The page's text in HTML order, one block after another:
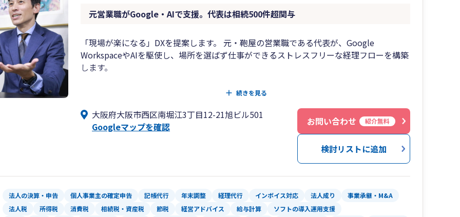
です。
税務調査は定期的に来るものですが、調査の際に指摘される項目が少ない上、真摯に取
り組んでいる姿勢をみてもらえれば、その頻度は減るものと考えております。
調査があると、税理士の立会報酬や場合によっては修正申告報酬など、時間がとられるだ
ういったことを極力減らすため、効率的にきっちりとした記帳のお手伝いしたいと考えて
ご興味をお持ちをお持ちくださった方は、ぜひお気軽にお問い合わせください。
なお、弊所からの訪問は近畿圏限定とさせていただきますが、WEBでしたら全国対応可能
元営業職がGoogle・AIで支援。代表は相続500件超関与
「現場が楽になる」DXを提案します。 元・鞄屋の営業職である代表が、Google
WorkspaceやAIを駆使し、場所を選ばず仕事ができるストレスフリーな経理フローを構築
します。
■IT×事業承継対策 Google活用による業務効率化だけでなく、企業の将来を見据えた
があります。数多くの事例を知るプロとして、税負担を抑えた円滑なバトンタッチをサポ
ートします。
続きを見る
大阪府大阪市西区南堀江3丁目12-21旭ビル501
Googleマップを確認
お問い合わせ 紹介無料
検討リストに追加
法人の決算・申告 個人事業主の確定申告 記帳代行 年末調整 経理代行 インボイス対応 法人成り
事業承継・M&A
法人税
所得税 消費税 相続税・資産税 節税 経営アドバイス 給与計算
ソフトの導入運用支援